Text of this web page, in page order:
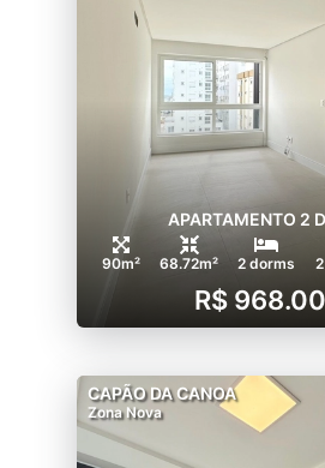
APARTAMENTO 2
90m² 68.72m² 2 dorms
R$
CAPÃO DA CANOA
Zona Nova